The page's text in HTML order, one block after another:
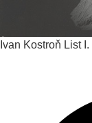
Ivan Kostroň List I.